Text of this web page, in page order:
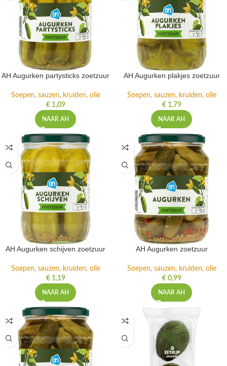
AH Augurken partysticks zoetzuur
Soepen, sauzen, kruiden, olie
€1,09
NAAR AH
AH Augurken plakjes zoetzuur
Soepen, sauzen, kruiden, olie
€1,79
NAAR AH
AH Augurken schijven zoetzuur
Soepen, sauzen, kruiden, olie
€1,19
NAAR AH
AH Augurken zoetzuur
Soepen, sauzen, kruiden, olie
€0,99
NAAR AH